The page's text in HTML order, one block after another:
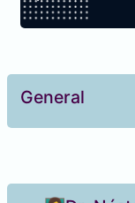
Diagrama de
General